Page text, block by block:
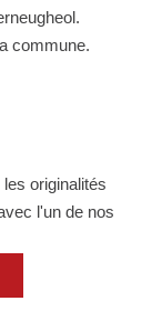
commune.
originalités
l'un de nos